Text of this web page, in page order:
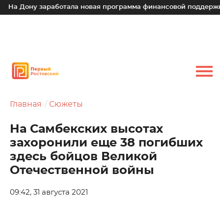
заработала новая программа финансовой поддержки для
Главная Сюжеты
На Самбекских высотах
захоронили еще 38 погибших
здесь бойцов Великой
Отечественной войны
09:42, 31 августа 2021